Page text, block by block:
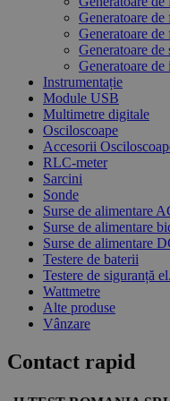
Generatoare
Generatoare
Generatoare de
Generatoare
Instrumentație
Module USB
Multimetre digitale
Osciloscoape
Accesorii
RLC-meter
Sarcini
Sonde
Surse de alimentare
Surse de alimentare
Surse de alimentare
Testere de baterii
Testere de siguranță el.
Wattmetre
Alte produse
Vânzare
Contact rapid